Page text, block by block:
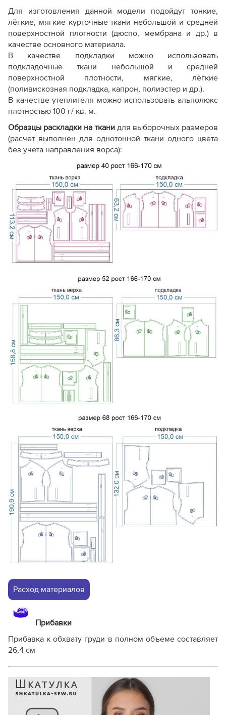
Для изготовления данной модели подойдут тонкие,
лёгкие, мягкие курточные ткани небольшой и средней
поверхностной плотности (дюспо, мембрана и др.) в
качестве основного материала.
В качестве подкладки можно использовать
подкладочные ткани небольшой и средней
поверхностной плотности, мягкие, лёгкие
(поливискозная подкладка, капрон, полиэстер и др.).
В качестве утеплителя можно использовать альполюкс
плотностью 100 г/ кв. м.
Образцы раскладки на ткани для выборочных размеров
(расчет выполнен для однотонной ткани одного цвета
без учета направления ворса):
Расход материалов
Прибавки
Прибавка к обхвату груди в полном объеме составляет
26,4 см